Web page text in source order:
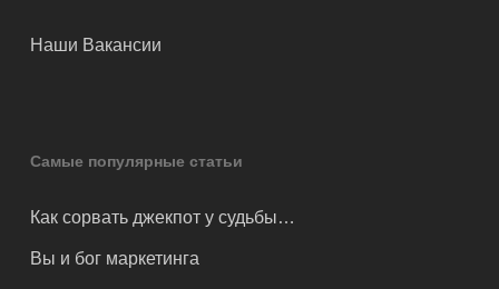
Наши Вакансии
Самые популярные статьи
Как сорвать джекпот у судьбы…
Вы и бог маркетинга